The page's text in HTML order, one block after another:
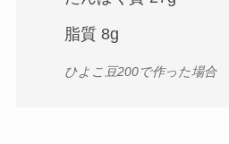
脂質 8g
ひよこ豆200で作った場合